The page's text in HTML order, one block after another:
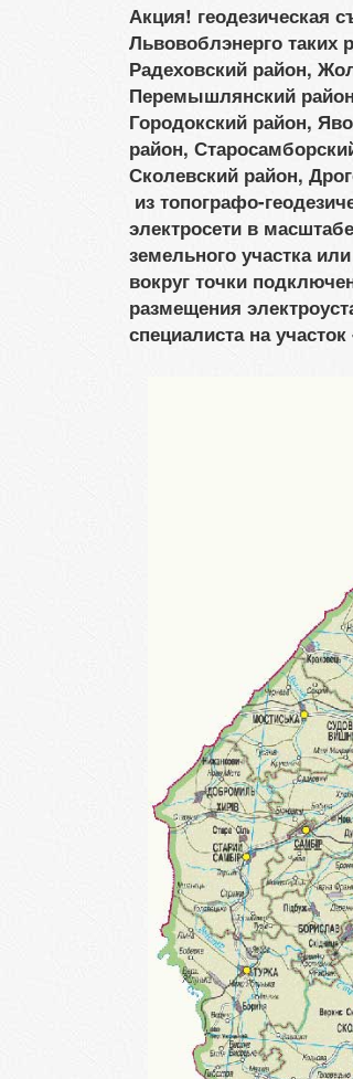
Акция! геодезическая
Львовоблэнерго таких
Радеховский район,
Перемышлянский
Городокский район,
район,
Сколевский район,
из топографо-
электросети в
земельного участка
вокруг точки
размещения
специалиста на участок